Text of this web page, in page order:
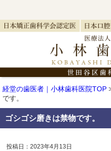
経堂の歯医者｜小林歯科医院TOP
です。
ゴシゴシ磨きは禁物です。
投稿日：2023年4月13日